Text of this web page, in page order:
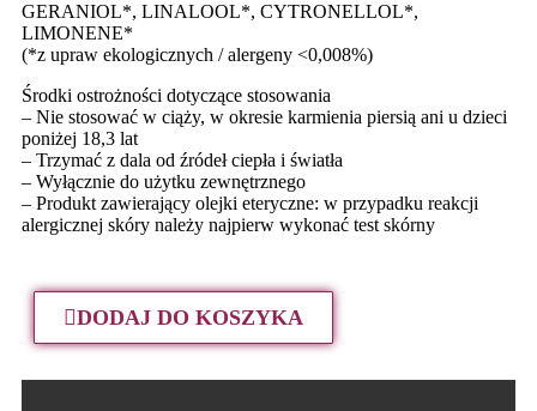
GERANIOL*, LINALOOL*, CYTRONELLOL*,
LIMONENE*
(*z upraw ekologicznych / alergeny <0,008%)
Środki ostrożności dotyczące stosowania
– Nie stosować w ciąży, w okresie karmienia piersią ani u dzieci
poniżej 18,3 lat
– Trzymać z dala od źródeł ciepła i światła
– Wyłącznie do użytku zewnętrznego
– Produkt zawierający olejki eteryczne: w przypadku reakcji
alergicznej skóry należy najpierw wykonać test skórny
DODAJ DO KOSZYKA